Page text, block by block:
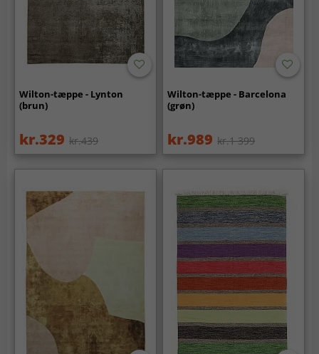
Wilton-tæppe - Lynton
(brun)
kr.329 kr.439
Wilton-tæppe - Barcelona
(grøn)
kr.989 kr.1 399